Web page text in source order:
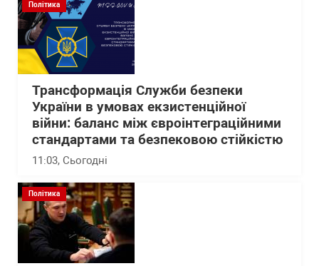
Політика
Трансформація Служби безпеки
України в умовах екзистенційної
війни: баланс між євроінтеграційними
стандартами та безпековою стійкістю
11:03, Сьогодні
Політика